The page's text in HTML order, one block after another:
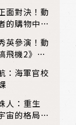
面對決！動
的購物中心
英參演！動
飛機2》8
：海軍官校
人：重生
宙的格局新